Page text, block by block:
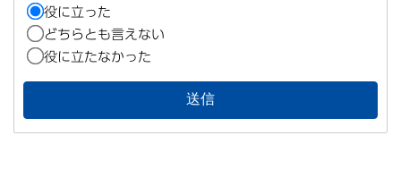
役に立った
どちらとも言えない
役に立たなかった